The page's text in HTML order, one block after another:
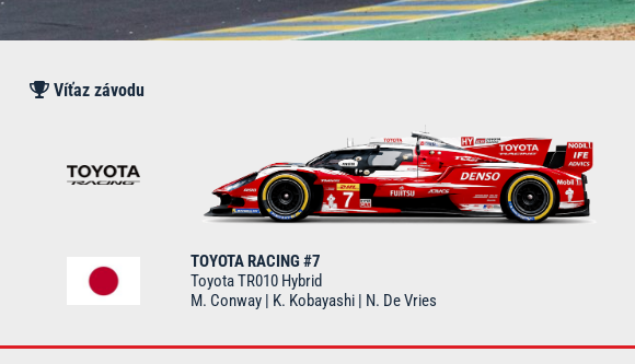
Víťaz závodu
TOYOTA RACING #7
Toyota TR010 Hybrid
M. Conway | K. Kobayashi | N. De Vries